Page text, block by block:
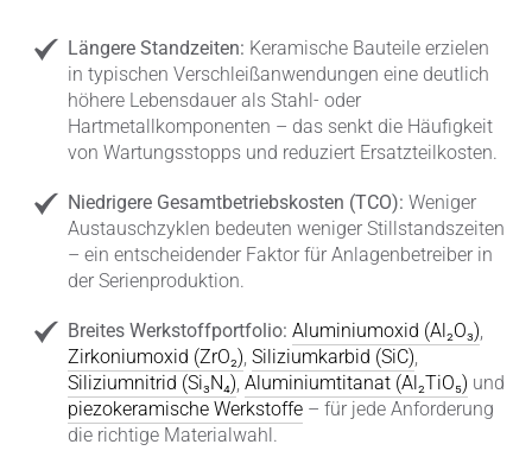
Längere Standzeiten: Keramische Bauteile erzielen
in typischen Verschleißanwendungen eine deutlich
höhere Lebensdauer als Stahl- oder
Hartmetallkomponenten – das senkt die Häufigkeit
von Wartungsstopps und reduziert Ersatzteilkosten.
Niedrigere Gesamtbetriebskosten (TCO): Weniger
Austauschzyklen bedeuten weniger Stillstandszeiten
– ein entscheidender Faktor für Anlagenbetreiber in
der Serienproduktion.
Breites Werkstoffportfolio: Aluminiumoxid (Al₂O₃),
Zirkoniumoxid (ZrO₂), Siliziumkarbid (SiC),
Siliziumnitrid (Si₃N₄), Aluminiumtitanat (Al₂TiO₅) und
piezokeramische Werkstoffe – für jede Anforderung
die richtige Materialwahl.